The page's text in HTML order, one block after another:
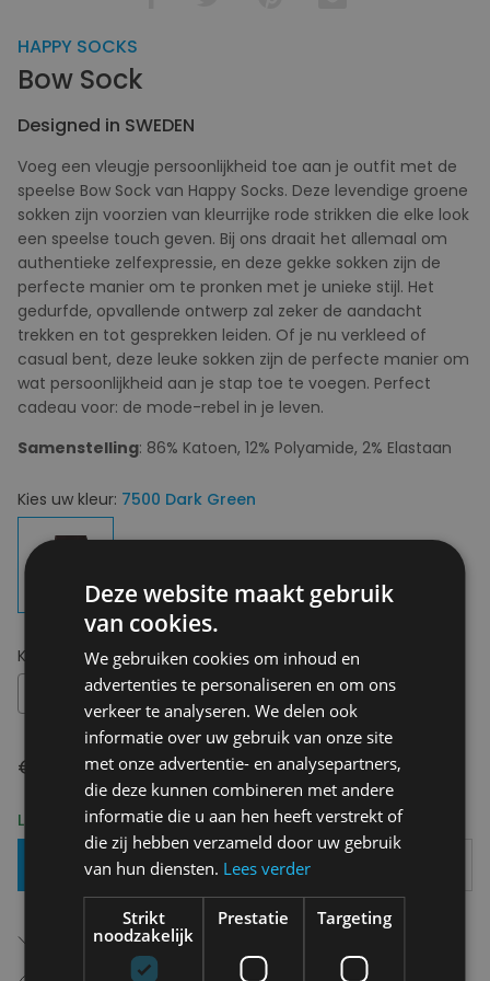
HAPPY SOCKS
Bow Sock
Designed in SWEDEN
Voeg een vleugje persoonlijkheid toe aan je outfit met de
speelse Bow Sock van Happy Socks. Deze levendige groene
sokken zijn voorzien van kleurrijke rode strikken die elke look
een speelse touch geven. Bij ons draait het allemaal om
authentieke zelfexpressie, en deze gekke sokken zijn de
perfecte manier om te pronken met je unieke stijl. Het
gedurfde, opvallende ontwerp zal zeker de aandacht
trekken en tot gesprekken leiden. Of je nu verkleed of
casual bent, deze leuke sokken zijn de perfecte manier om
wat persoonlijkheid aan je stap toe te voegen. Perfect
cadeau voor: de mode-rebel in je leven.
Samenstelling: 86% Katoen, 12% Polyamide, 2% Elastaan
Kies uw kleur: 7500 Dark Green
Kies uw maat:36 - 40
36 - 40
€ 11,95
Levering 2-3 Werkdagen
Toevoegen Aan Mandje
Gratis verzending in België
Vanaf €75,00
14 dagen om te retourneren
Deze website maakt gebruik
van cookies.
We gebruiken cookies om inhoud en
advertenties te personaliseren en om ons
verkeer te analyseren. We delen ook
informatie over uw gebruik van onze site
met onze advertentie- en analysepartners,
die deze kunnen combineren met andere
informatie die u aan hen heeft verstrekt of
die zij hebben verzameld door uw gebruik
van hun diensten. Lees verder
Strikt
noodzakelijk
Prestatie Targeting